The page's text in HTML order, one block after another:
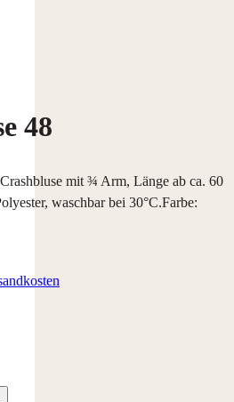
48
mit ¾ Arm, Länge ab ca. 60
waschbar bei 30°C.Farbe: